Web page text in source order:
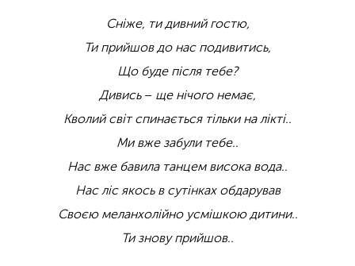
Сніже, ти дивний гостю,
Ти прийшов до нас подивитись,
Що буде після тебе?
Дивись – ще нічого немає,
Кволий світ спинається тільки на лікті..
Ми вже забули тебе..
Нас вже бавила танцем висока вода..
Нас ліс якось в сутінках обдарував
Своєю меланхолійно усмішкою дитини..
Ти знову прийшов..